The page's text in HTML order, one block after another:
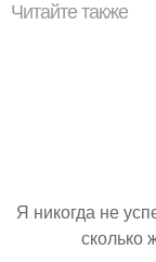
Читайте также
Я никогда не
сколько